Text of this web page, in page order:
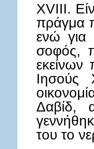
XVIII.
πράγμα
ενώ για
σοφός,
εκείνων
Ιησούς
Δαβίδ,
του το